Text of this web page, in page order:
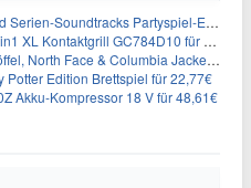
Soundtracks Partyspiel-Erweiterung für 6,99€
XL Kontaktgrill GC784D10 für 239,99€
North Face & Columbia Jacken ab 39,60€
Potter Edition Brettspiel für 22,77€
Akku-Kompressor 18 V für 48,61€